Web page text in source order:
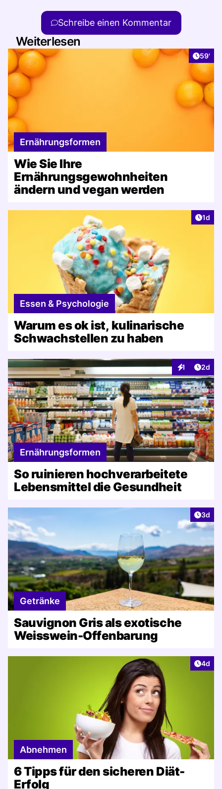
Schreibe einen Kommentar
Weiterlesen
59'
Ernährungsformen
Wie Sie Ihre
Ernährungsgewohnheiten
ändern und vegan werden
1d
Essen & Psychologie
Warum es ok ist, kulinarische
Schwachstellen zu haben
1
Interaktionen
2d
Ernährungsformen
So ruinieren hochverarbeitete
Lebensmittel die Gesundheit
3d
Getränke
Sauvignon Gris als exotische
Weisswein-Offenbarung
4d
Abnehmen
6 Tipps für den sicheren Diät-
Erfolg